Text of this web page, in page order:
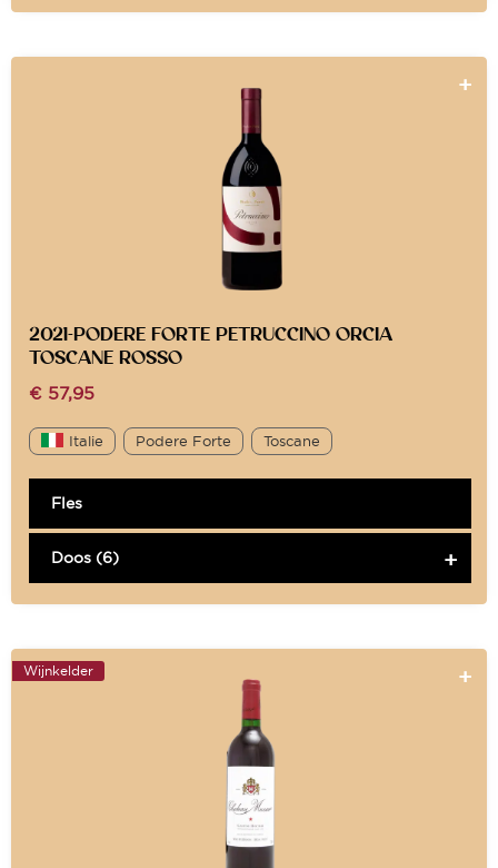
2021-PODERE FORTE PETRUCCINO ORCIA
TOSCANE ROSSO
€ 57,95
Italie Podere Forte Toscane
Fles
Doos (6)
Wijnkelder